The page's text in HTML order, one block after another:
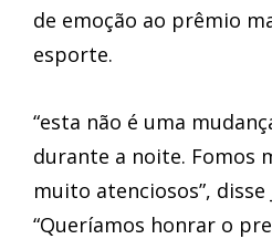
de emoção ao prêmio
esporte.
“esta não é uma
durante a noite. Fomos
muito atenciosos”, disse
“Queríamos honrar o